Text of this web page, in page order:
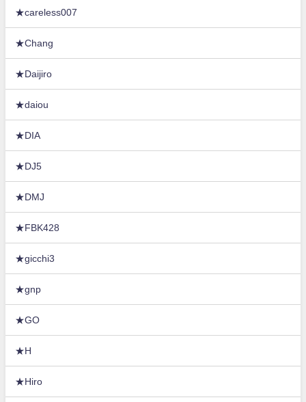
★careless007
★Chang
★Daijiro
★daiou
★DIA
★DJ5
★DMJ
★FBK428
★gicchi3
★gnp
★GO
★H
★Hiro